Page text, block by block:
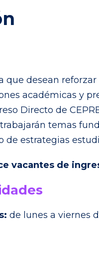
que desean
académicas y
Directo de
trabajarán temas
de estrategias
vacantes de
de lunes a viernes